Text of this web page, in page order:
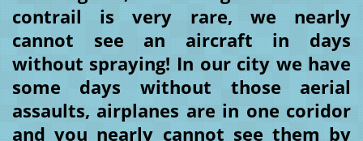
contrail is very rare, we nearly
cannot see an aircraft in days
without spraying! In our city we have
some days without those aerial
assaults, airplanes are in one coridor
and you nearly cannot see them by